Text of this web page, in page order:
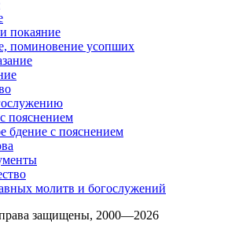
покаяние
поминовение усопших
пояснением
бдение с пояснением
молитв и богослужений
защищены, 2000—2026